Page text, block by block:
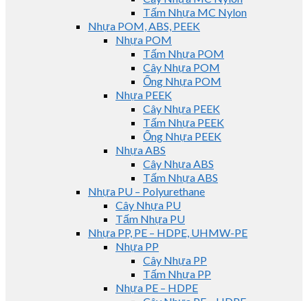
Tấm Nhựa MC Nylon
Nhựa POM, ABS, PEEK
Nhựa POM
Tấm Nhựa POM
Cây Nhựa POM
Ống Nhựa POM
Nhựa PEEK
Cây Nhựa PEEK
Tấm Nhựa PEEK
Ống Nhựa PEEK
Nhựa ABS
Cây Nhựa ABS
Tấm Nhựa ABS
Nhựa PU – Polyurethane
Cây Nhựa PU
Tấm Nhựa PU
Nhựa PP, PE – HDPE, UHMW-PE
Nhựa PP
Cây Nhựa PP
Tấm Nhựa PP
Nhựa PE – HDPE